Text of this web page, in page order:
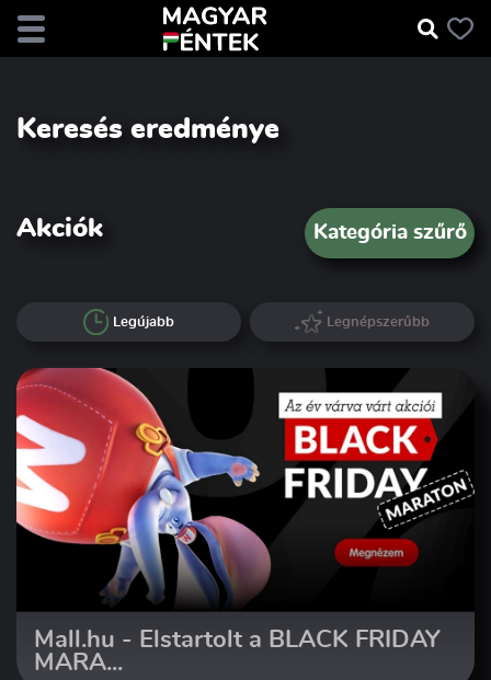
Keresés eredménye
Akciók Kategória szűrő
Legújabb Legnépszerűbb
Mall.hu - Elstartolt a BLACK FRIDAY
MARA...